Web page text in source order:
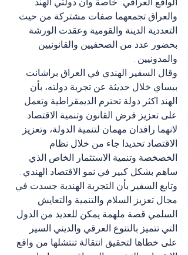
والعراق تجمعهما صفات مشتركة من حيث
التعددية الدينة والقومية وعقدت الورشة
بحضور عدد من الصحفيين والقانونيين
والمدونيين .
وقال السفير الهندي في العراق براشانت
بيساي خلال حديثة عن تجربة دولته، بأن
الهند اكثر دولة تحترم الديمقراطية وتعمل
على تعزيز فرض القانون وتنمية الاقتصاد
لانهما رافدان مهمان لتنمية الدولة، وتعزيز
الاقتصاد تحديدا جاء من خلال نظام
الخصخصة وتنمية الاستثمار الخاص الذي
ساهم بشكل كبير في نمو الاقتصاد الهندي .
وتابع السفير بأن التجربة الهندية جسدت في
مجال تعزيز السلام والتنمية والتعايش
السلمي قصة ملهمة يمكن للعديد من الدول
التي تتميز بالتنوع العرقي والديني السير
على خطاها لتحقيق انتقالة تنتشلها من واقع